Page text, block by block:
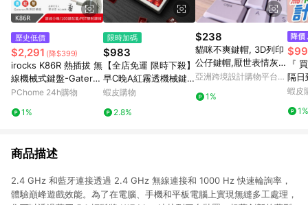
歷史低價
$2,291 (降$399)
irocks K86R 熱插拔 無
線機械式鍵盤-Gatero
n青軸
PChome 24h購物
1%
限時加碼
$983
【全店免運 限時下殺】
早C晚A紅霧透機械鍵
盤鍵帽大全套PC移印客
帽 測刻 正刻 僅鍵帽 非
蝦皮購物
2.8%
$238
貓咪不爽鍵帽, 3D列印
公仔鍵帽,厭世表情灰
貓,機械鍵盤裝飾
亞洲跨境設計購物平台
1%
$99
『
隔日
復古
機
蝦皮
1%
商品描述
2.4 GHz 和藍牙連接透過 2.4 GHz 無線連接和 1000 Hz 快速輪詢率，
體驗巔峰遊戲效能。為了在電腦、手機和平板電腦上實現無縫多工處理，